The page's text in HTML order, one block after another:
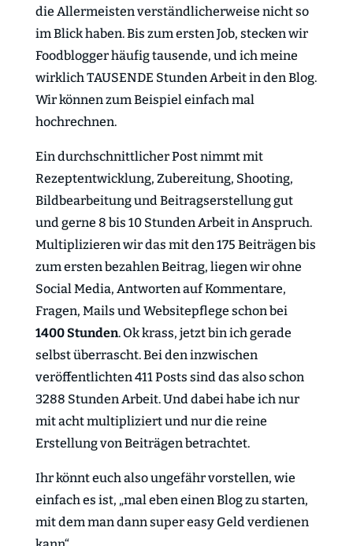
die Allermeisten verständlicherweise nicht so
im Blick haben. Bis zum ersten Job, stecken wir
Foodblogger häufig tausende, und ich meine
wirklich TAUSENDE Stunden Arbeit in den Blog.
Wir können zum Beispiel einfach mal
hochrechnen.
Ein durchschnittlicher Post nimmt mit
Rezeptentwicklung, Zubereitung, Shooting,
Bildbearbeitung und Beitragserstellung gut
und gerne 8 bis 10 Stunden Arbeit in Anspruch.
Multiplizieren wir das mit den 175 Beiträgen bis
zum ersten bezahlen Beitrag, liegen wir ohne
Social Media, Antworten auf Kommentare,
Fragen, Mails und Websitepflege schon bei
1400 Stunden. Ok krass, jetzt bin ich gerade
selbst überrascht. Bei den inzwischen
veröffentlichten 411 Posts sind das also schon
3288 Stunden Arbeit. Und dabei habe ich nur
mit acht multipliziert und nur die reine
Erstellung von Beiträgen betrachtet.
Ihr könnt euch also ungefähr vorstellen, wie
einfach es ist, „mal eben einen Blog zu starten,
mit dem man dann super easy Geld verdienen